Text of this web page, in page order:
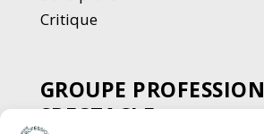
Critique
GROUPE PROFESSION
SPECTACLE